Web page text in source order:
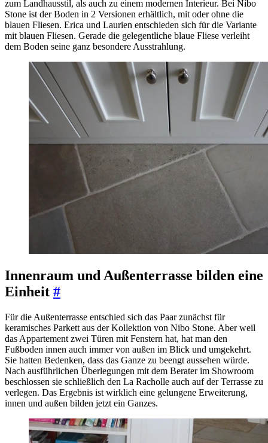
zum Landhausstil, als auch zu einem modernen Interieur. Bei Nibo
Stone ist der Boden in 2 Versionen erhältlich, mit oder ohne die
blauen Fliesen. Erica und Laurien entschieden sich für die Variante
mit blauen Fliesen. Gerade die gelegentliche blaue Fliese verleiht
dem Boden seine ganz besondere Ausstrahlung.
Innenraum und Außenterrasse bilden eine
Einheit #
Für die Außenterrasse entschied sich das Paar zunächst für
keramisches Parkett aus der Kollektion von Nibo Stone. Aber weil
das Appartement zwei Türen mit Fenstern hat, hat man den
Fußboden innen auch immer von außen im Blick und umgekehrt.
Sie hatten Bedenken, dass das Ganze zu beengt aussehen würde.
Nach ausführlichen Überlegungen mit dem Berater im Showroom
beschlossen sie schließlich den La Racholle auch auf der Terrasse zu
verlegen. Das Ergebnis ist wirklich eine gelungene Erweiterung,
innen und außen bilden jetzt ein Ganzes.